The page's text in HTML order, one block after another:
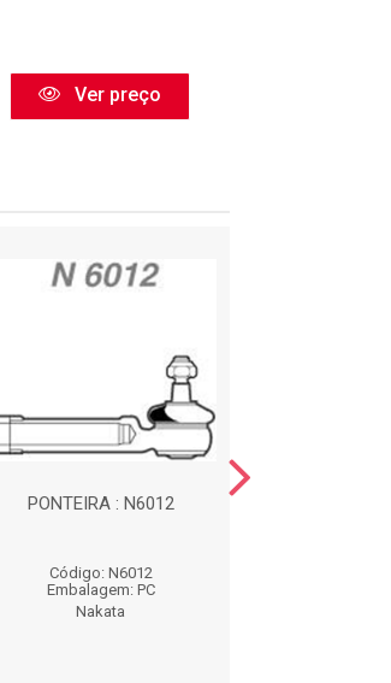
Ver preço
PONTEIRA : N6012
Código: N6012
Embalagem: PC
Nakata